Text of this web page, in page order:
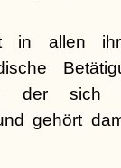
allen
der sich
gehört